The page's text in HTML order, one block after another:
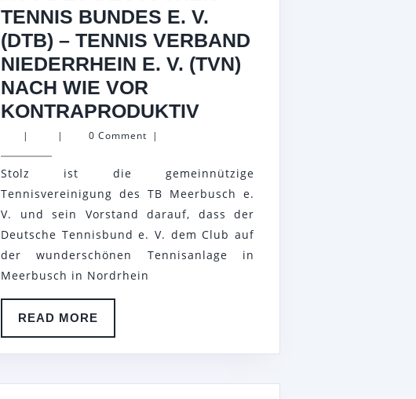
TENNIS BUNDES E. V.
(DTB) – TENNIS VERBAND
NIEDERRHEIN E. V. (TVN)
NACH WIE VOR
KONTRAPRODUKTIVTB
RICHTET
EINZELTENNISTURNIER
AUS
DES
| | 0 Comment |
Stolz ist die gemeinnützige
Tennisvereinigung des TB Meerbusch e.
V. und sein Vorstand darauf, dass der
Deutsche Tennisbund e. V. dem Club auf
der wunderschönen Tennisanlage in
Meerbusch in Nordrhein
READ MORE
MORE